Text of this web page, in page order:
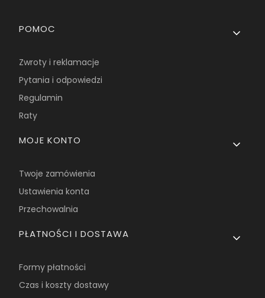
Linki w stopce
POMOC
Zwroty i reklamacje
Pytania i odpowiedzi
Regulamin
Raty
MOJE KONTO
Twoje zamówienia
Ustawienia konta
Przechowalnia
PŁATNOŚCI I DOSTAWA
Formy płatności
Czas i koszty dostawy